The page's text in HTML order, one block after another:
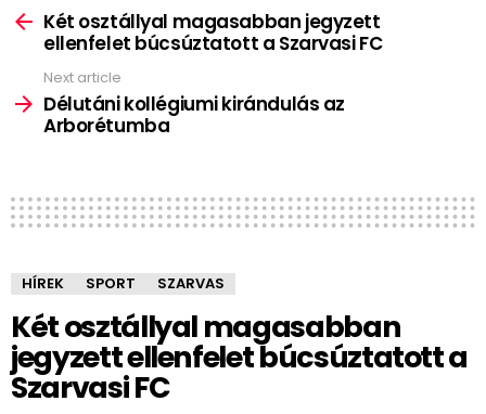
moreKét osztállyal magasabban jegyzett
ellenfelet búcsúztatott a Szarvasi FC
Next article
Délutáni kollégiumi kirándulás az
Arborétumba
HÍREK SPORT SZARVAS
Két osztállyal magasabban
jegyzett ellenfelet búcsúztatott a
Szarvasi FC